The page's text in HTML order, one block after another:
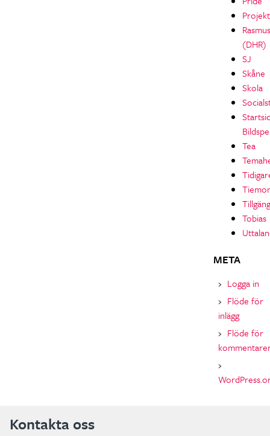
Projekt
Rasmus
(DHR)
SJ
Skåne
Skola
Tea
Tobias
META
Logga in
Flöde för
inlägg
Flöde för
Kontakta oss